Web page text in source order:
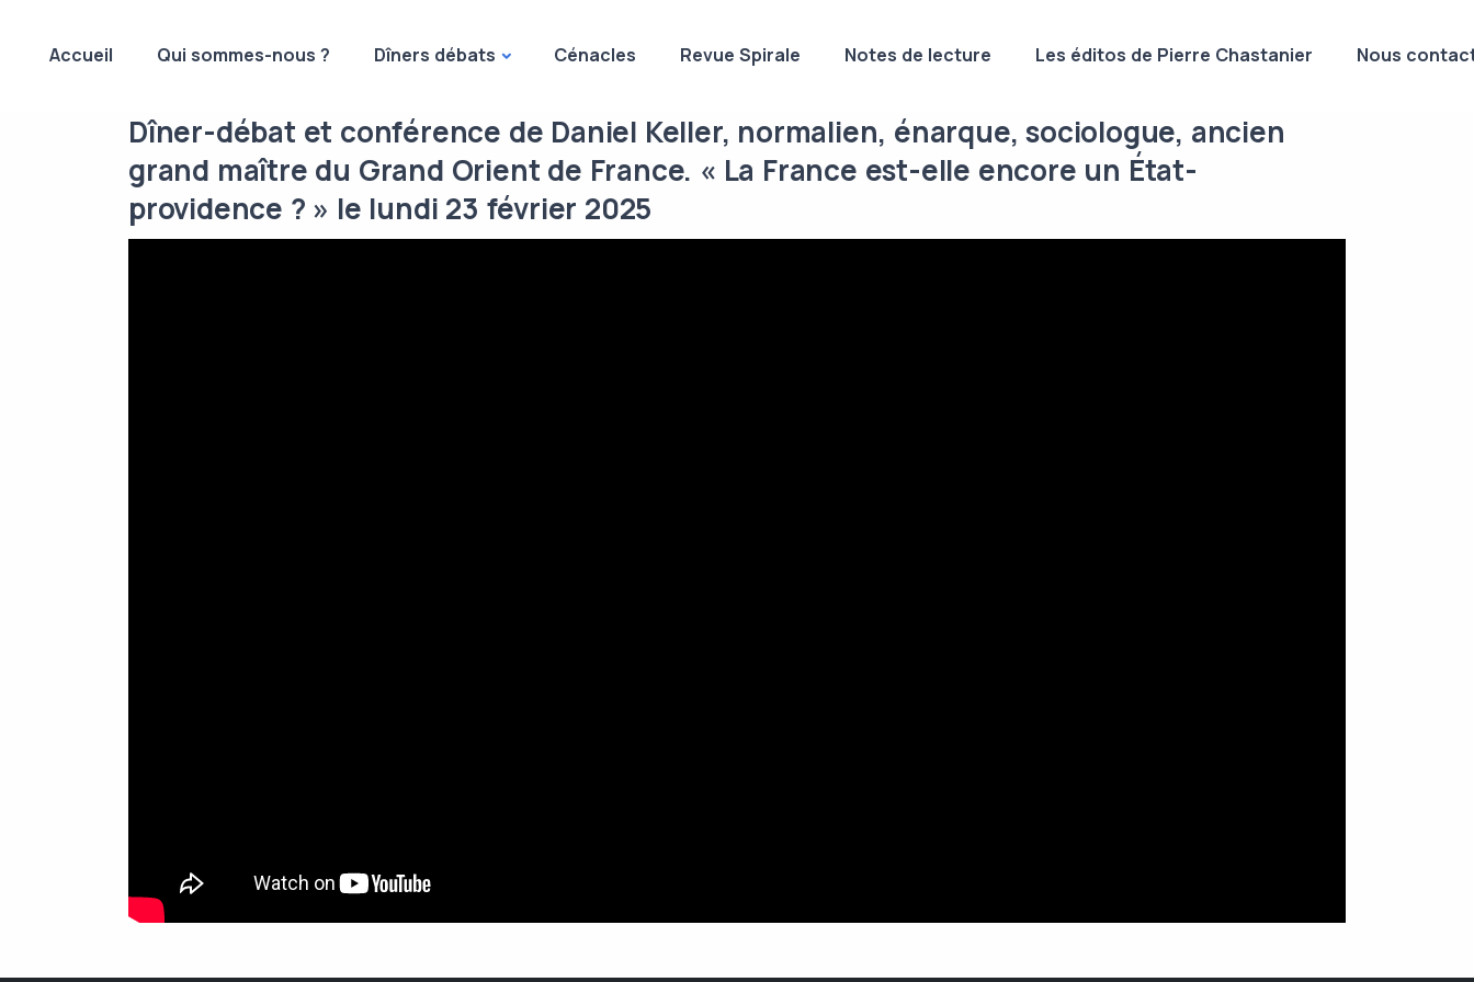
Accueil Qui sommes-nous ? Dîners débats Cénacles Revue Spirale Notes de lecture Les éditos de Pierre Chastanier Nous
Dîner-débat et conférence de Daniel Keller, normalien, énarque, sociologue, ancien
grand maître du Grand Orient de France. « La France est-elle encore un État-
providence ? » le lundi 23 février 2025